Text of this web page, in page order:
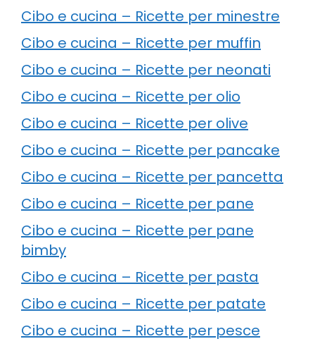
Cibo e cucina – Ricette per minestre
Cibo e cucina – Ricette per muffin
Cibo e cucina – Ricette per neonati
Cibo e cucina – Ricette per olio
Cibo e cucina – Ricette per olive
Cibo e cucina – Ricette per pancake
Cibo e cucina – Ricette per pancetta
Cibo e cucina – Ricette per pane
Cibo e cucina – Ricette per pane
bimby
Cibo e cucina – Ricette per pasta
Cibo e cucina – Ricette per patate
Cibo e cucina – Ricette per pesce